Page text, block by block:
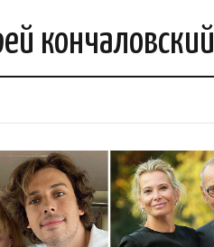
кончаловский